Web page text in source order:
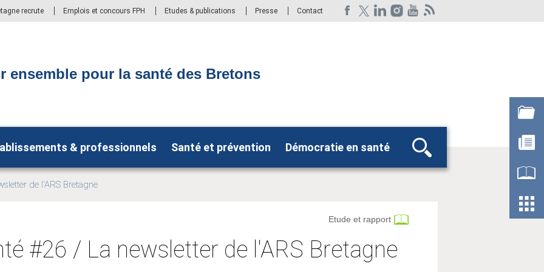
recrute Emplois et concours FPH Etudes & publications Presse Contact
ensemble pour la santé des Bretons
& professionnels Santé et prévention Démocratie en santé
Rechercher
de l'ARS Bretagne
#26 / La newsletter de l'ARS Bretagne
Etude et rapport